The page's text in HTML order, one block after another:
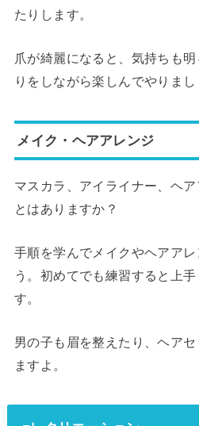
たりします。
爪が綺麗になると、気持ちも
りをしながら楽しんでやりまし
メイク・ヘアアレンジ
マスカラ、アイライナー、ヘ
とはありますか？
手順を学んでメイクやヘアア
う。初めてでも練習すると上
す。
男の子も眉を整えたり、ヘア
ますよ。